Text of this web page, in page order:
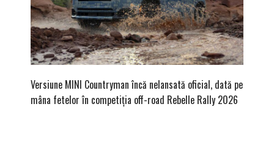
Versiune MINI Countryman încă nelansată oficial, dată pe
mâna fetelor în competiția off-road Rebelle Rally 2026